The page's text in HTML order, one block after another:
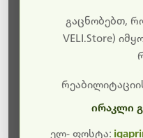
მიმდინარეობს
მალე ისევ
გაცნობებთ,
VELI.Store)
ირაკლი
ელ- ფოსტა: